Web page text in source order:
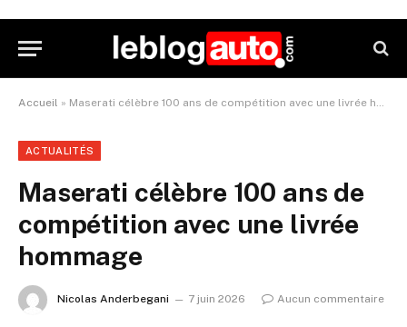
Accueil » Maserati célèbre 100 ans de compétition avec une livrée hommage
ACTUALITÉS
Maserati célèbre 100 ans de
compétition avec une livrée
hommage
Nicolas Anderbegani 7 juin 2026 Aucun commentaire